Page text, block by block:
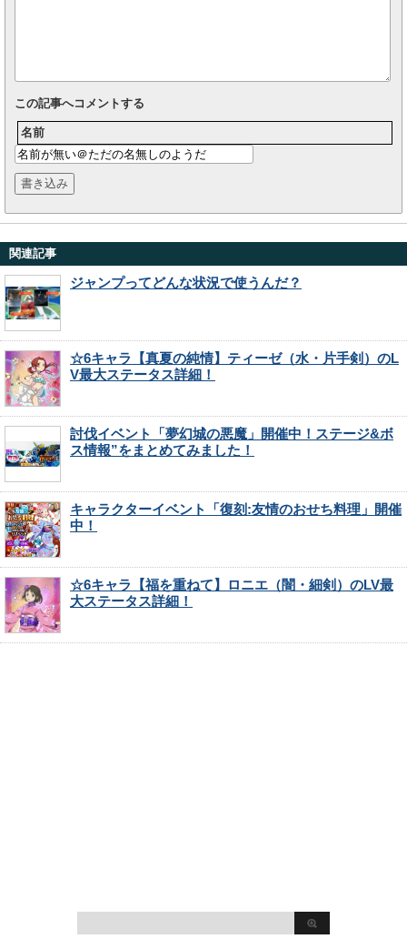
この記事へコメントする
名前
関連記事
ジャンプってどんな状況で使うんだ？
☆6キャラ【真夏の純情】ティーゼ（水・片手剣）のL
V最大ステータス詳細！
討伐イベント「夢幻城の悪魔」開催中！ステージ&ボ
ス情報”をまとめてみました！
キャラクターイベント「復刻:友情のおせち料理」開催
中！
☆6キャラ【福を重ねて】ロニエ（闇・細剣）のLV最
大ステータス詳細！